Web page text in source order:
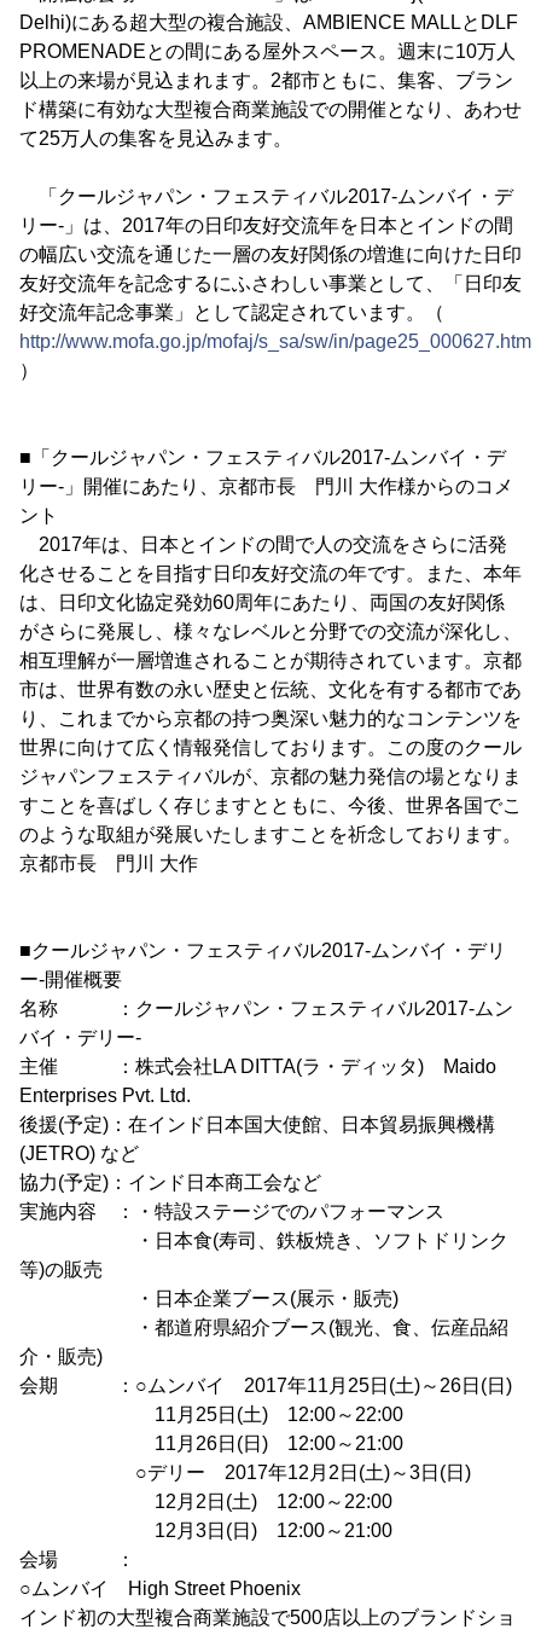
Delhi)にある超大型の複合施設、AMBIENCE MALLとDLF
PROMENADEとの間にある屋外スペース。週末に10万人
以上の来場が見込まれます。2都市ともに、集客、ブラン
ド構築に有効な大型複合商業施設での開催となり、あわせ
て25万人の集客を見込みます。
「クールジャパン・フェスティバル2017-ムンバイ・デ
リー-」は、2017年の日印友好交流年を日本とインドの間
の幅広い交流を通じた一層の友好関係の増進に向けた日印
友好交流年を記念するにふさわしい事業として、「日印友
好交流年記念事業」として認定されています。（
http://www.mofa.go.jp/mofaj/s_sa/sw/in/page25_000627.html
）
■「クールジャパン・フェスティバル2017-ムンバイ・デ
リー-」開催にあたり、京都市長 門川 大作様からのコメ
ント
2017年は、日本とインドの間で人の交流をさらに活発
化させることを目指す日印友好交流の年です。また、本年
は、日印文化協定発効60周年にあたり、両国の友好関係
がさらに発展し、様々なレベルと分野での交流が深化し、
相互理解が一層増進されることが期待されています。京都
市は、世界有数の永い歴史と伝統、文化を有する都市であ
り、これまでから京都の持つ奥深い魅力的なコンテンツを
世界に向けて広く情報発信しております。この度のクール
ジャパンフェスティバルが、京都の魅力発信の場となりま
すことを喜ばしく存じますとともに、今後、世界各国でこ
のような取組が発展いたしますことを祈念しております。
京都市長 門川 大作
■クールジャパン・フェスティバル2017-ムンバイ・デリ
ー-開催概要
名称 ：クールジャパン・フェスティバル2017-ムン
バイ・デリー-
主催 ：株式会社LA DITTA(ラ・ディッタ) Maido
Enterprises Pvt. Ltd.
後援(予定)：在インド日本国大使館、日本貿易振興機構
(JETRO) など
協力(予定)：インド日本商工会など
実施内容 ：・特設ステージでのパフォーマンス
・日本食(寿司、鉄板焼き、ソフトドリンク
等)の販売
・日本企業ブース(展示・販売)
・都道府県紹介ブース(観光、食、伝産品紹
介・販売)
会期 ：○ムンバイ 2017年11月25日(土)～26日(日)
11月25日(土) 12:00～22:00
11月26日(日) 12:00～21:00
○デリー 2017年12月2日(土)～3日(日)
12月2日(土) 12:00～22:00
12月3日(日) 12:00～21:00
会場 ：
○ムンバイ High Street Phoenix
インド初の大型複合商業施設で500店以上のブランドショ